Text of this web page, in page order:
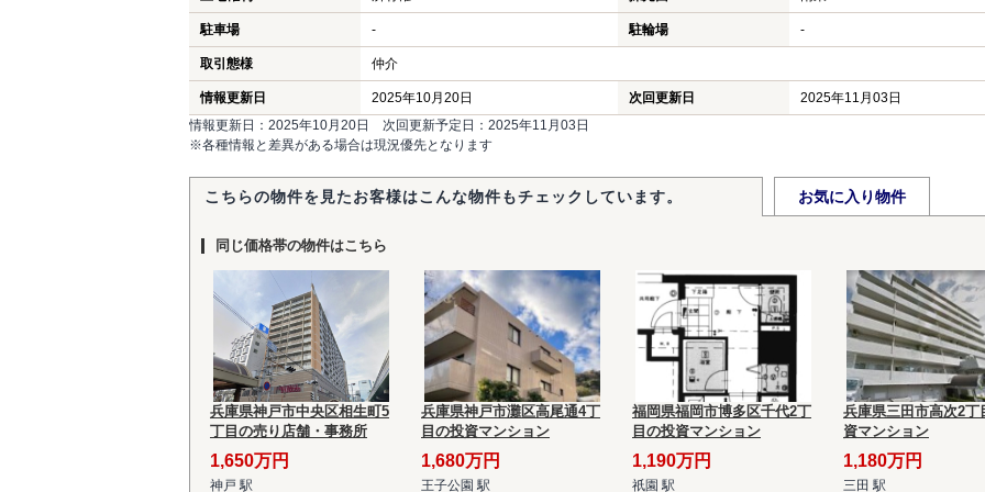
駐車場 - 駐輪場 -
取引態様 仲介
情報更新日 2025年10月20日 次回更新日
2025年11月03日
情報更新日：2025年10月20日 次回更新予定日：2025年11月03日
※各種情報と差異がある場合は現況優先となります
こちらの物件を見たお客様はこんな物件もチェックしています。 お気に入り物件
同じ価格帯の物件はこちら
兵庫県神戸市中央区相生町5
丁目の売り店舗・事務所
1,650万円
神戸 駅
兵庫県神戸市灘区高尾通4丁
目の投資マンション
1,680万円
王子公園 駅
福岡県福岡市博多区千代2丁
目の投資マンション
1,190万円
祇園 駅
兵庫県三田市高次2丁
資マンション
1,180万円
三田 駅